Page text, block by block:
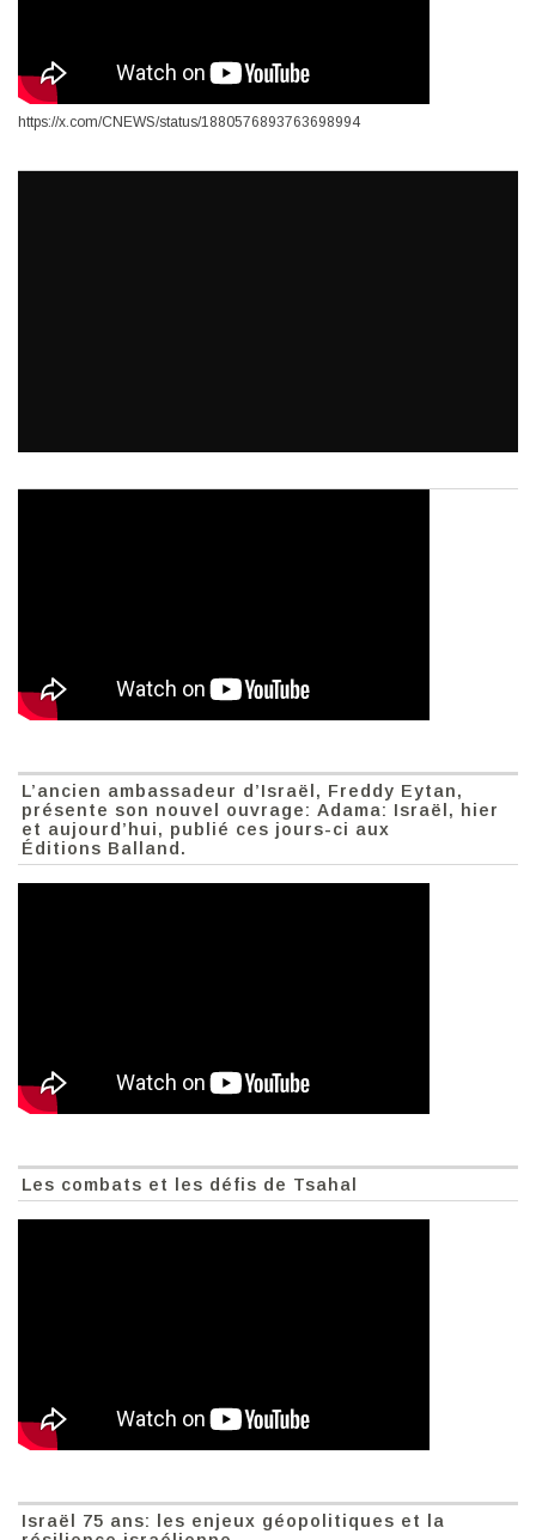
https://x.com/CNEWS/status/1880576893763698994
L’ancien ambassadeur d’Israël, Freddy Eytan,
présente son nouvel ouvrage: Adama: Israël, hier
et aujourd’hui, publié ces jours-ci aux
Éditions Balland.
Les combats et les défis de Tsahal
Israël 75 ans: les enjeux géopolitiques et la